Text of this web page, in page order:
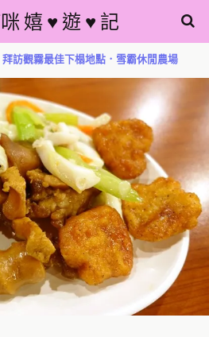
嬉 ♥ 遊 ♥ 記
訪觀霧最佳下榻地點．雪霸休閒農場